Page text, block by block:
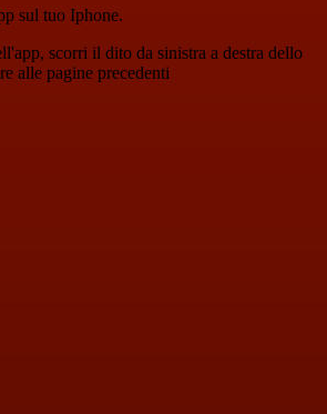
sul tuo Iphone.
scorri il dito da sinistra a destra dello
alle pagine precedenti